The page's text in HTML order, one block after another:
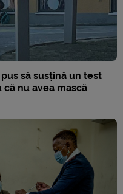
să susțină un test
că nu avea mască